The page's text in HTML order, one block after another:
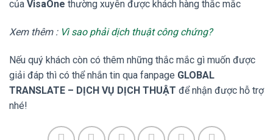
của VisaOne thường xuyên được khách hàng thắc mắc
Xem thêm : Vì sao phải dịch thuật công chứng?
Nếu quý khách còn có thêm những thắc mắc gì muốn được
giải đáp thì có thể nhắn tin qua fanpage GLOBAL
TRANSLATE – DỊCH VỤ DỊCH THUẬT để nhận được hỗ trợ
nhé!